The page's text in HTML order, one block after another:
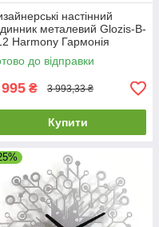
настінний
металевий Glozis-B-
Harmony Гармонія
(50 см) [Метал,
до відправки
₴ 3 993,33 ₴
Купити